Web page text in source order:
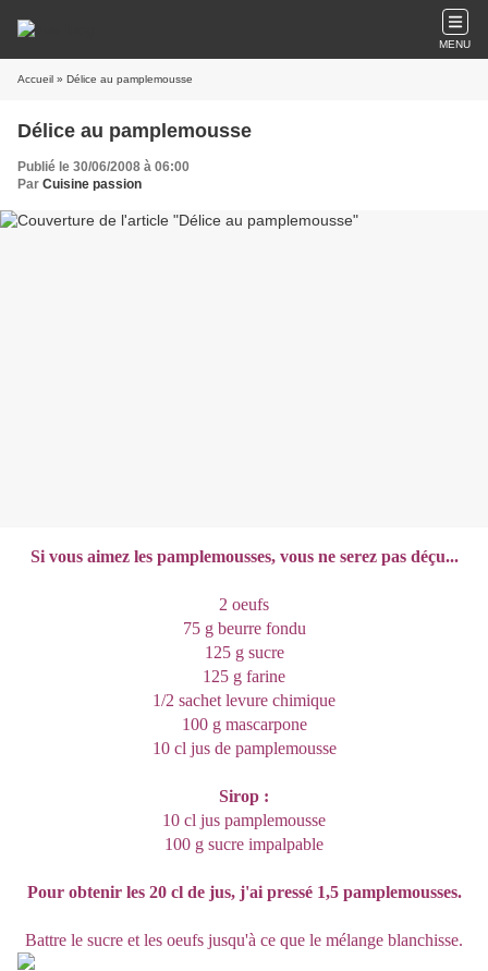
MENU
Accueil » Délice au pamplemousse
Délice au pamplemousse
Publié le 30/06/2008 à 06:00
Par Cuisine passion
Si vous aimez les pamplemousses, vous ne serez pas déçu...
2 oeufs
75 g beurre fondu
125 g sucre
125 g farine
1/2 sachet levure chimique
100 g mascarpone
10 cl jus de pamplemousse
Sirop :
10 cl jus pamplemousse
100 g sucre impalpable
Pour obtenir les 20 cl de jus, j'ai pressé 1,5 pamplemousses.
Battre le sucre et les oeufs jusqu'à ce que le mélange blanchisse.